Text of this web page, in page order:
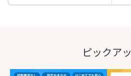
ピックア